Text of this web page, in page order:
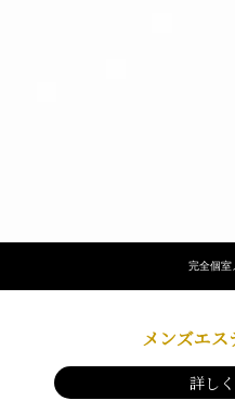
完全個室
メンズエ
詳し